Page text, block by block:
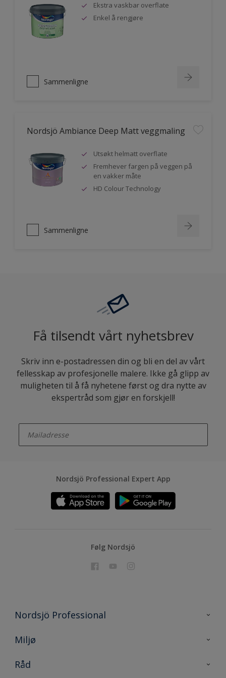
Ekstra vaskbar overflate
Enkel å rengjøre
Sammenligne
Nordsjö Ambiance Deep Matt veggmaling
Utsøkt helmatt overflate
Fremhever fargen på veggen på
en vakker måte
HD Colour Technology
Sammenligne
Få tilsendt vårt nyhetsbrev
Skriv inn e-postadressen din og bli en del av vårt
fellesskap av profesjonelle malere. Ikke gå glipp av
muligheten til å få nyhetene først og dra nytte av
ekspertråd som gjør en forskjell!
Nordsjö Professional Expert App
Følg Nordsjö
Nordsjö Professional
Kontakt oss
Prosjekt
Miljø
Bærekraftig utvikling
Råd